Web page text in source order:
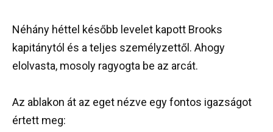
Néhány héttel később levelet kapott Brooks
kapitánytól és a teljes személyzettől. Ahogy
elolvasta, mosoly ragyogta be az arcát.
Az ablakon át az eget nézve egy fontos igazságot
értett meg: